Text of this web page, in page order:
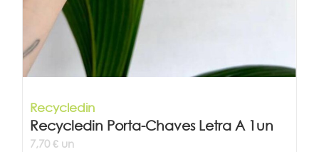
Recycledin
Recycledin Porta-Chaves Letra A 1un
7,70 € un